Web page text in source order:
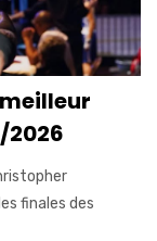
2026
finales des